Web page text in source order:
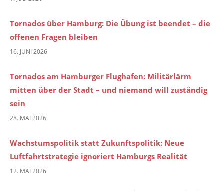
Tornados über Hamburg: Die Übung ist beendet – die
offenen Fragen bleiben
16. JUNI 2026
Tornados am Hamburger Flughafen: Militärlärm
mitten über der Stadt – und niemand will zuständig
sein
28. MAI 2026
Wachstumspolitik statt Zukunftspolitik: Neue
Luftfahrtstrategie ignoriert Hamburgs Realität
12. MAI 2026